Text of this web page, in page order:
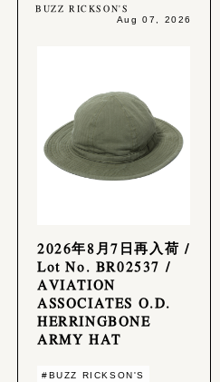
BUZZ RICKSON'S
Aug 07, 2026
2026年8月7日再入荷 /
Lot No. BR02537 /
AVIATION
ASSOCIATES O.D.
HERRINGBONE
ARMY HAT
#BUZZ RICKSON'S